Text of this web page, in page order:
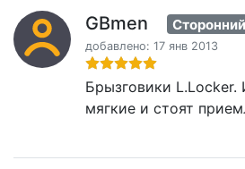
GBmen Сторонний
добавлено: 17 янв 2013
Брызговики
мягкие и стоят